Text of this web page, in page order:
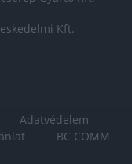
Kft.
Adatvédelem
BC COMM